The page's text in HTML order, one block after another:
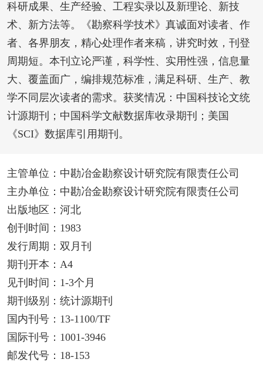
科研成果、生产经验、工程实录以及新理论、新技
术、新方法等。《勘察科学技术》真诚面对读者、作
者、各界朋友，精心处理作者来稿，讲究时效，刊登
周期短。本刊立论严谨，科学性、实用性强，信息量
大、覆盖面广，编排规范标准，满足科研、生产、教
学不同层次读者的需求。获奖情况：中国科技论文统
计源期刊；中国科学文献数据库收录期刊；美国
《SCI》数据库引用期刊。
主管单位：中勘冶金勘察设计研究院有限责任公司
主办单位：中勘冶金勘察设计研究院有限责任公司
出版地区：河北
创刊时间：1983
发行周期：双月刊
期刊开本：A4
见刊时间：1-3个月
期刊级别：统计源期刊
国内刊号：13-1100/TF
国际刊号：1001-3946
邮发代号：18-153